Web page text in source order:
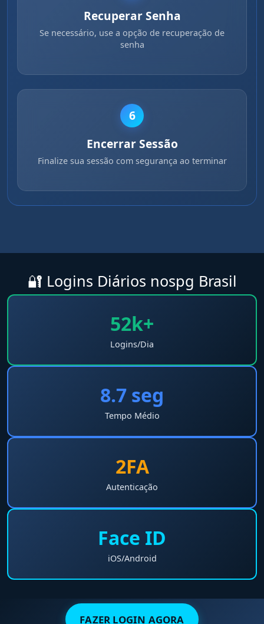
Recuperar Senha
Se necessário, use a opção de recuperação de
senha
6
Encerrar Sessão
Finalize sua sessão com segurança ao terminar
🔐 Logins Diários nospg Brasil
52k+
Logins/Dia
8.7 seg
Tempo Médio
2FA
Autenticação
Face ID
iOS/Android
FAZER LOGIN AGORA